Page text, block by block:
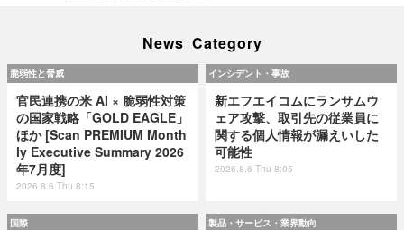
News Category
脆弱性と脅威
官民連携の米 AI × 脆弱性対策
の国家戦略「GOLD EAGLE」
ほか [Scan PREMIUM Month
ly Executive Summary 2026
年7月度]
2026.8.6 Thu 8:15
インシデント・事故
新エフエイコムにランサムウ
ェア攻撃、取引先の従業員に
関する個人情報が漏えいした
可能性
2026.8.6 Thu 8:05
国際 製品・サービス・業界動向